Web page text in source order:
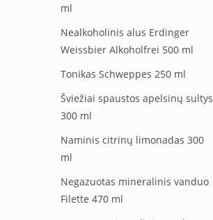
ml
Nealkoholinis alus Erdinger
Weissbier Alkoholfrei 500 ml
Tonikas Schweppes 250 ml
Šviežiai spaustos apelsinų sultys
300 ml
Naminis citrinų limonadas 300
ml
Negazuotas mineralinis vanduo
Filette 470 ml